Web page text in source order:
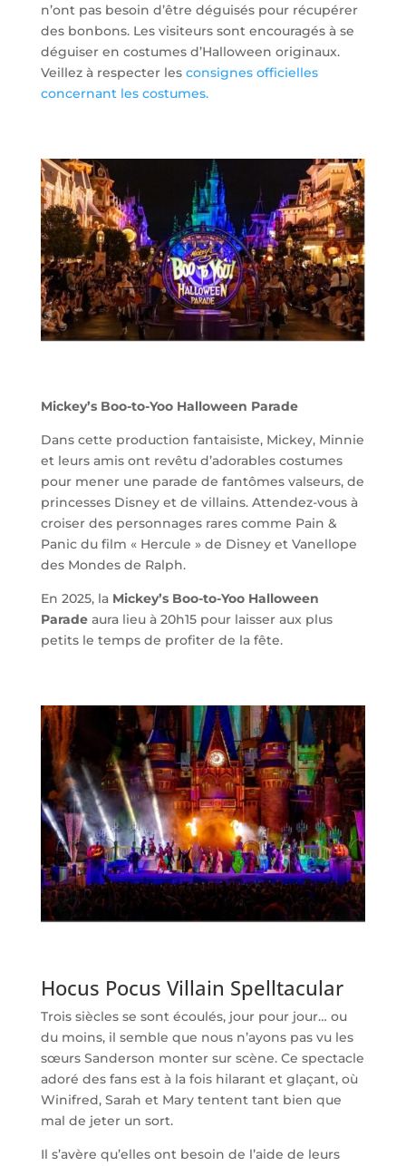
n’ont pas besoin d’être déguisés pour récupérer
des bonbons. Les visiteurs sont encouragés à se
déguiser en costumes d’Halloween originaux.
Veillez à respecter les consignes officielles
concernant les costumes.
Mickey’s Boo-to-Yoo Halloween Parade
Dans cette production fantaisiste, Mickey, Minnie
et leurs amis ont revêtu d’adorables costumes
pour mener une parade de fantômes valseurs, de
princesses Disney et de villains. Attendez-vous à
croiser des personnages rares comme Pain &
Panic du film « Hercule » de Disney et Vanellope
des Mondes de Ralph.
En 2025, la Mickey’s Boo-to-Yoo Halloween
Parade aura lieu à 20h15 pour laisser aux plus
petits le temps de profiter de la fête.
Hocus Pocus Villain Spelltacular
Trois siècles se sont écoulés, jour pour jour… ou
du moins, il semble que nous n’ayons pas vu les
sœurs Sanderson monter sur scène. Ce spectacle
adoré des fans est à la fois hilarant et glaçant, où
Winifred, Sarah et Mary tentent tant bien que
mal de jeter un sort.
Il s’avère qu’elles ont besoin de l’aide de leurs